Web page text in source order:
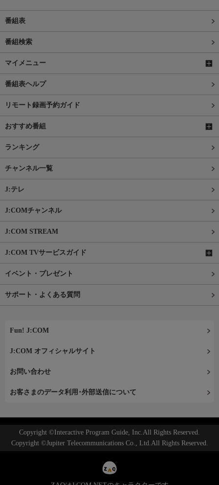
番組表
番組検索
マイメニュー
番組表ヘルプ
リモート録画予約ガイド
おすすめ番組
ランキング
チャンネル一覧
J:テレ
J:COMチャンネル
J:COM STREAM
J:COM TVサービスガイド
イベント・プレゼント
サポート・よくある質問
Fun! J:COM
J:COM オフィシャルサイト
お問い合わせ
お客さまのデータ利用･外部送信について
Copyright ©Interactive Program Guide, Inc.All Rights Reserved.
Copyright ©Jupiter Telecommunications Co., Ltd.All Rights Reserved.